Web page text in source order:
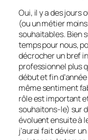
Oui, il y a des jours
(ou un métier
souhaitables. Bien
temps pour nous,
décrocher un bref
professionnel plus
début et fin
même sentiment
rôle est important
souhaitons-le) sur
évoluent ensuite à
j’aurai fait dévier